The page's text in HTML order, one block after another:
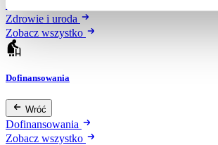
Zdrowie i uroda
Zobacz wszystko
Dofinansowania
Wróć
Dofinansowania
Zobacz wszystko